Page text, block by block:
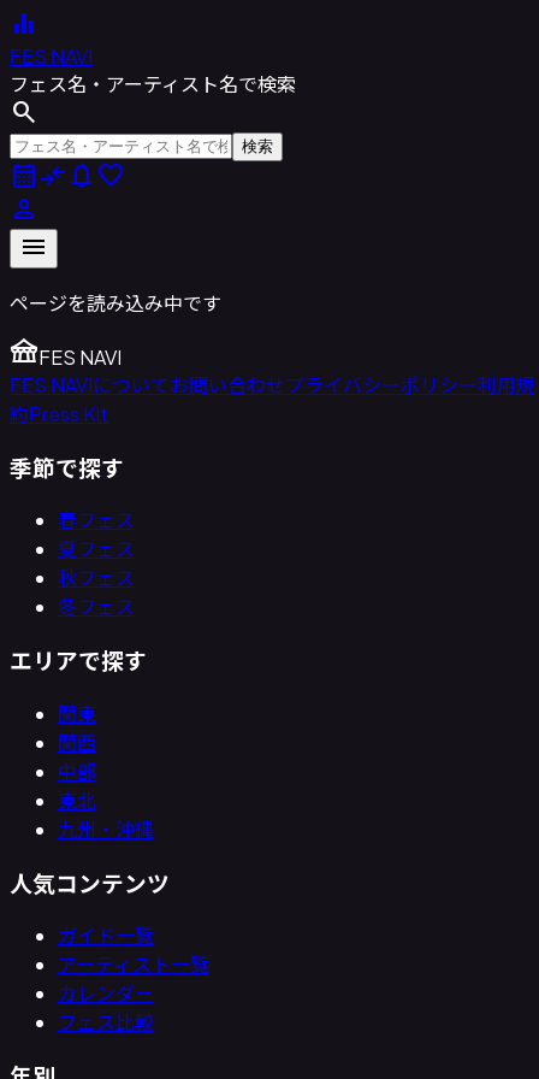
equalizer
FES NAVI
フェス名・アーティスト名で検索
search
検索
calendar_monthcompare_arrows notifications favorite
person
menu
ページを読み込み中です
festivalFES NAVI
FES NAVIについてお問い合わせプライバシーポリシー利用規
約Press Kit
季節で探す
春フェス
夏フェス
秋フェス
冬フェス
エリアで探す
関東
関西
中部
東北
九州・沖縄
人気コンテンツ
ガイド一覧
アーティスト一覧
カレンダー
フェス比較